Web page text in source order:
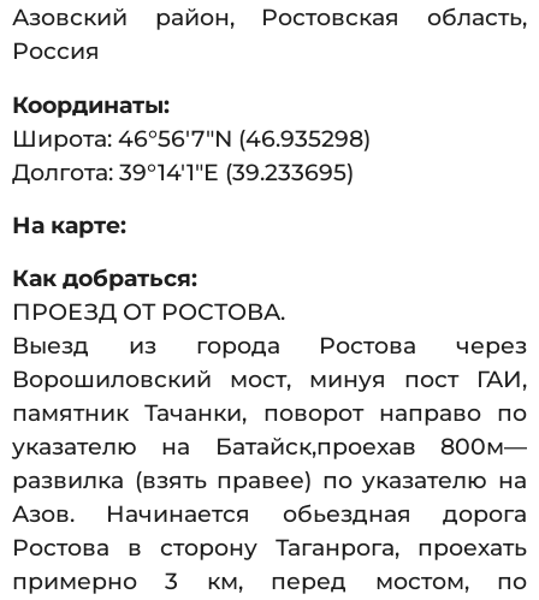
Азовский район, Ростовская область,
Россия
Координаты:
Широта: 46°56′7″N (46.935298)
Долгота: 39°14′1″E (39.233695)
На карте:
Как добраться:
ПРОЕЗД ОТ РОСТОВА.
Выезд из города Ростова через
Ворошиловский мост, минуя пост ГАИ,
памятник Тачанки, поворот направо по
указателю на Батайск,проехав 800м—
развилка (взять правее) по указателю на
Азов. Начинается обьездная дорога
Ростова в сторону Таганрога, проехать
примерно 3 км, перед мостом, по